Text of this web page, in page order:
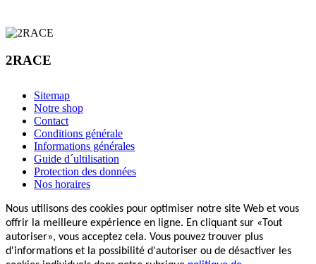
2RACE
Sitemap
Notre shop
Contact
Conditions générale
Informations générales
Guide d´ultilisation
Protection des données
Nos horaires
Nous utilisons des cookies pour optimiser notre site Web et vous
offrir la meilleure expérience en ligne. En cliquant sur «Tout
autoriser», vous acceptez cela. Vous pouvez trouver plus
d'informations et la possibilité d'autoriser ou de désactiver les